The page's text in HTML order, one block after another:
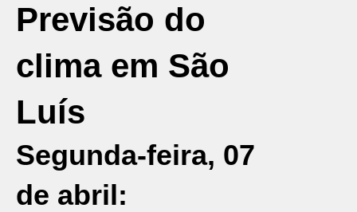
Previsão do
clima em São
Luís
Segunda-feira, 07
de abril: